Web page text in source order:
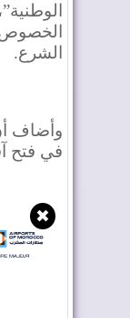
الشرع.
وأضاف
في فتح
✖